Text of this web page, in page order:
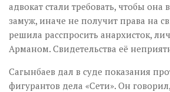
адвокат стали требовать, чтобы
замуж, иначе не получит права на
решила расспросить анархисток,
Арманом. Свидетельства её
Сагынбаев дал в суде показания
фигурантов дела «Сети». Он